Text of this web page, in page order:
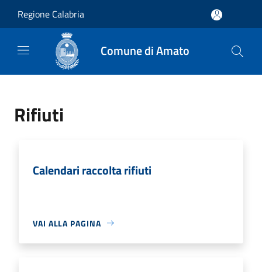
Regione Calabria
Comune di Amato
Rifiuti
Calendari raccolta rifiuti
VAI ALLA PAGINA